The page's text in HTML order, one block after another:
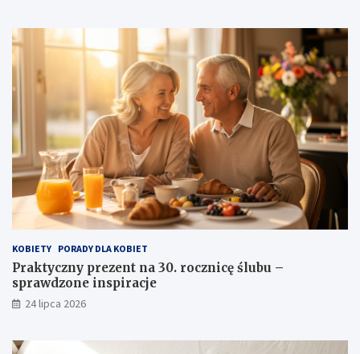
KOBIETY PORADY DLA KOBIET
Praktyczny prezent na 30. rocznicę ślubu –
sprawdzone inspiracje
24 lipca 2026